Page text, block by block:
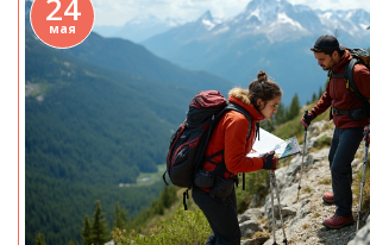
24
мая